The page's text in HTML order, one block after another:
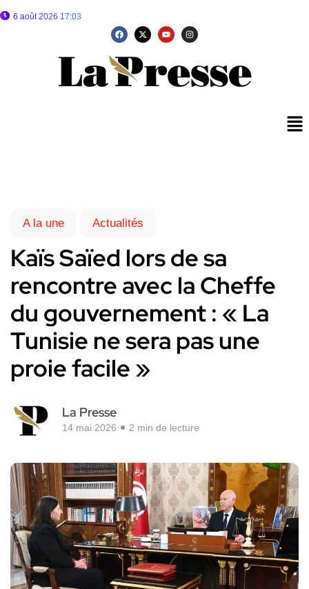
6 août 2026 17:03
A la une Actualités
Kaïs Saïed lors de sa
rencontre avec la Cheffe
du gouvernement : « La
Tunisie ne sera pas une
proie facile »
La Presse
14 mai 2026 2 min de lecture